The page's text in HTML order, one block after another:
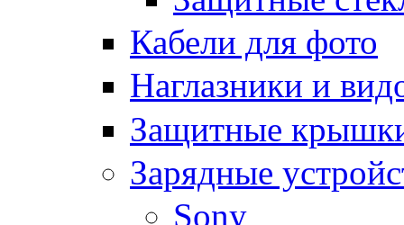
Кабели для фото
Наглазники и
Защитные
Зарядные
Sony